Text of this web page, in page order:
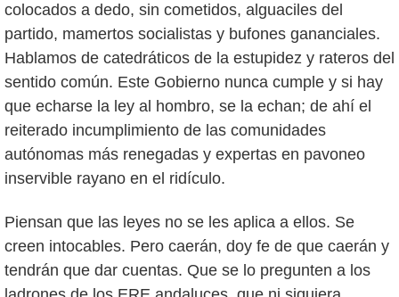
colocados a dedo, sin cometidos, alguaciles del
partido, mamertos socialistas y bufones gananciales.
Hablamos de catedráticos de la estupidez y rateros del
sentido común. Este Gobierno nunca cumple y si hay
que echarse la ley al hombro, se la echan; de ahí el
reiterado incumplimiento de las comunidades
autónomas más renegadas y expertas en pavoneo
inservible rayano en el ridículo.
Piensan que las leyes no se les aplica a ellos. Se
creen intocables. Pero caerán, doy fe de que caerán y
tendrán que dar cuentas. Que se lo pregunten a los